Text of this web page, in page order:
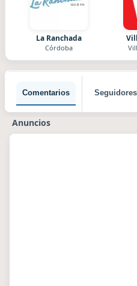
La Ranchada
Córdoba
Comentarios Seguidores
Anuncios